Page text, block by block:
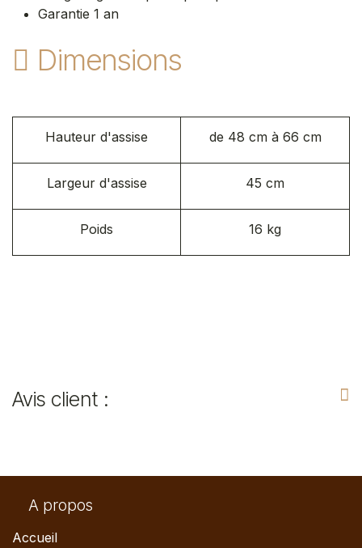
Garantie 1 an​
Dimensions
Hauteur d'assise de 48 cm à 66 cm
Largeur d'assise​ 45 cm
Poids 16 kg​
Avis client :
A propos
Accueil